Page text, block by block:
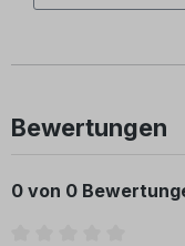
Bewertungen
0 von 0